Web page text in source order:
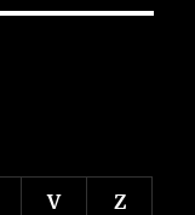
V Z